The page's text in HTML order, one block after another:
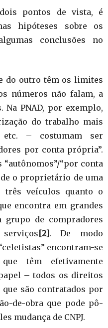
pontos de vista, é
hipóteses sobre os
conclusões no
do outro têm os limites
números não falam, a
PNAD, por exemplo,
do trabalho mais
etc. – costumam ser
por conta própria”.
“por conta
o proprietário de uma
três veículos quanto o
encontra em grandes
grupo de compradores
[2] . De modo
encontram-se
têm efetivamente
– todos os direitos
são contratados por
de-obra que pode pô-
mudança de CNPJ.